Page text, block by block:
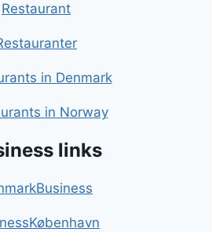
Restaurant
in Denmark
in Norway
links